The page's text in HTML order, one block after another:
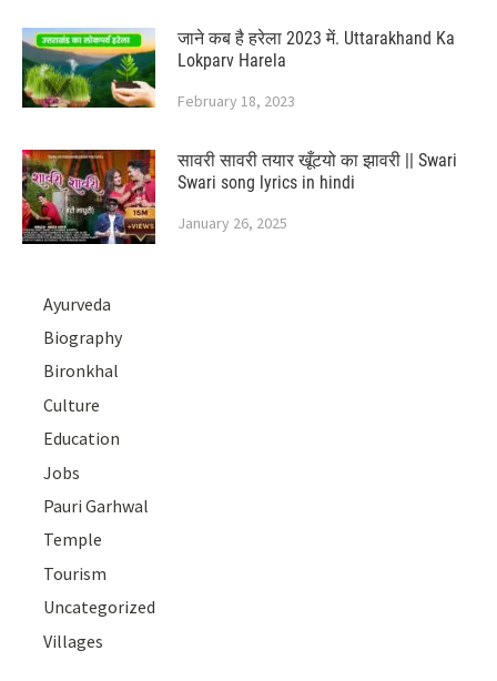
जाने कब है हरेला 2023 में. Uttarakhand Ka
Lokparv Harela
February 18, 2023
सावरी सावरी तयार खूँटयो का झावरी || Swari
Swari song lyrics in hindi
January 26, 2025
Ayurveda
Biography
Bironkhal
Culture
Education
Jobs
Pauri Garhwal
Temple
Tourism
Uncategorized
Villages